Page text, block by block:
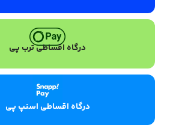
درگاه اقساطی ترب پی
درگاه اقساطی اسنپ پی